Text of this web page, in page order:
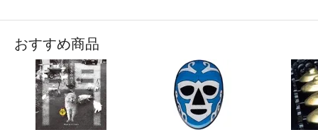
おすすめ商品